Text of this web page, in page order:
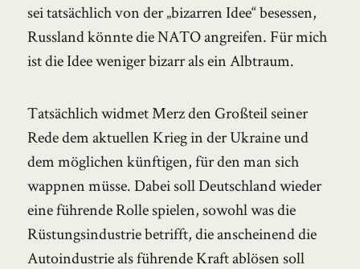
sei tatsächlich von der „bizarren Idee“ besessen,
Russland könnte die NATO angreifen. Für mich
ist die Idee weniger bizarr als ein Albtraum.
Tatsächlich widmet Merz den Großteil seiner
Rede dem aktuellen Krieg in der Ukraine und
dem möglichen künftigen, für den man sich
wappnen müsse. Dabei soll Deutschland wieder
eine führende Rolle spielen, sowohl was die
Rüstungsindustrie betrifft, die anscheinend die
Autoindustrie als führende Kraft ablösen soll